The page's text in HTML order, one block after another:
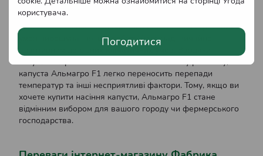
користувача.
Погодитися
задовольняють вимоги найвибагливіших споживачів.
Цей гібрид також відзначається стійкістю до стресових
умов вирощування, що робить його надзвичайно
адаптивним до різних кліматичних умов. Завдяки
потужній кореневій системі та інтенсивному розвитку,
капуста Альмагро F1 легко переносить перепади
температур та інші несприятливі фактори. Тому, якщо ви
хочете купити насіння капусти, Альмагро F1 стане
відмінним вибором для вашого городу чи фермерського
господарства.